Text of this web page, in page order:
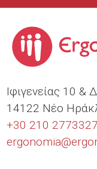
Ιφιγενείας 10 &
14122 Νέο
+30 210 2773327
ergonomia@